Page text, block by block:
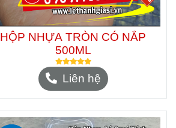
HỘP NHỰA TRÒN CÓ NẮP
500ML
Liên hệ